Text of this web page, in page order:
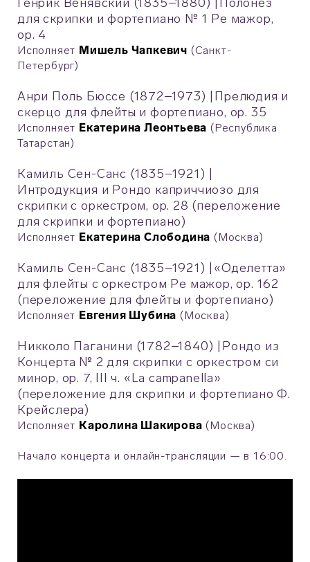
для скрипки и фортепиано № 1 Ре мажор,
op. 4
Исполняет Мишель Чапкевич (Санкт-
Петербург)
Анри Поль Бюссе (1872–1973)
Прелюдия и
скерцо для флейты и фортепиано, оp. 35
Исполняет Екатерина Леонтьева (Республика
Татарстан)
Камиль Сен-Санс (1835–1921)
Интродукция и Рондо каприччиозо для
скрипки с оркестром, op. 28 (переложение
для скрипки и фортепиано)
Исполняет Екатерина Слободина (Москва)
Камиль Сен-Санс (1835–1921)
«Оделетта»
для флейты с оркестром Ре мажор, op. 162
(переложение для флейты и фортепиано)
Исполняет Евгения Шубина (Москва)
Никколо Паганини (1782–1840)
Рондо из
Концерта № 2 для скрипки с оркестром си
минор, op. 7, III ч. «La campanella»
(переложение для скрипки и фортепиано Ф.
Крейслера)
Исполняет Каролина Шакирова (Москва)
Начало концерта и онлайн-трансляции — в 16:00.